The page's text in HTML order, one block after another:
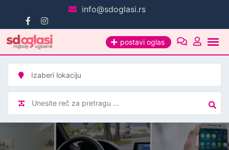
sadržaj
info@sdoglasi.rs
postavi oglas